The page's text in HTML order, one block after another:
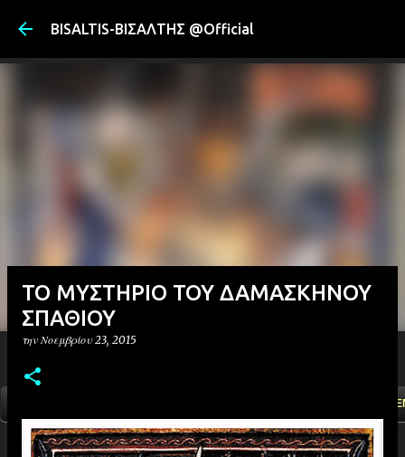
BISALTIS-ΒΙΣΑΛΤΗΣ @Official
TO ΜΥΣΤΗΡΙΟ ΤΟΥ ΔΑΜΑΣΚΗΝΟΥ
ΣΠΑΘΙΟΥ
την Νοεμβρίου 23, 2015